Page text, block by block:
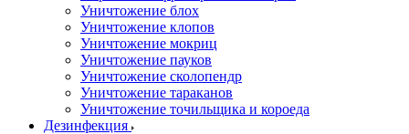
Уничтожение блох
Уничтожение клопов
Уничтожение мокриц
Уничтожение пауков
Уничтожение сколопендр
Уничтожение тараканов
Уничтожение точильщика и короеда
Дезинфекция